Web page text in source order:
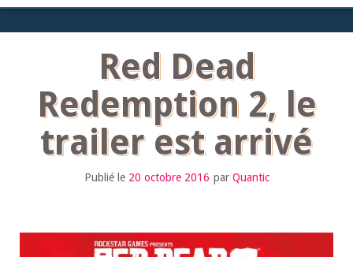
Red Dead
Redemption 2, le
trailer est arrivé
Publié le 20 octobre 2016 par Quantic